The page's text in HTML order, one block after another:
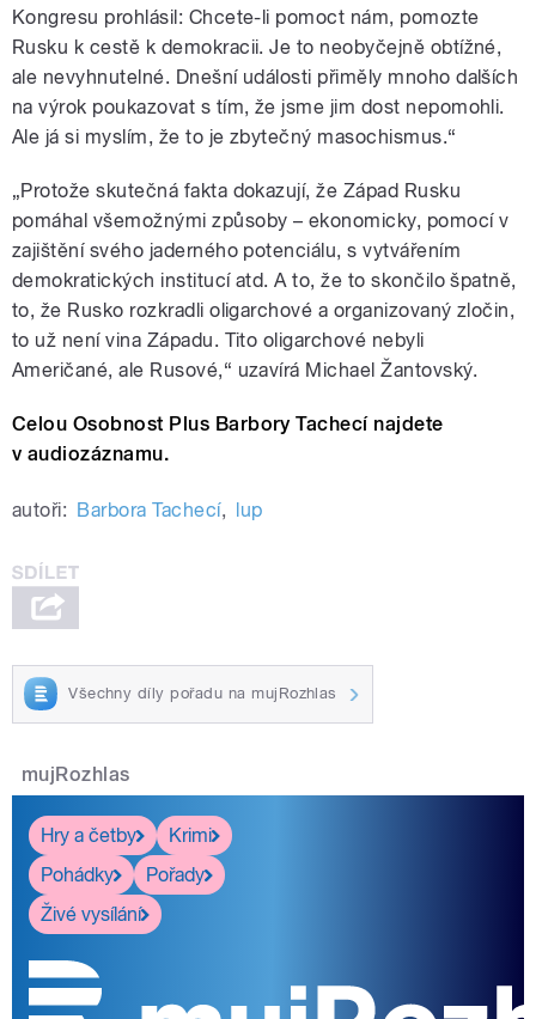
Kongresu prohlásil: Chcete-li pomoct nám, pomozte
Rusku k cestě k demokracii. Je to neobyčejně obtížné,
ale nevyhnutelné. Dnešní události přiměly mnoho dalších
na výrok poukazovat s tím, že jsme jim dost nepomohli.
Ale já si myslím, že to je zbytečný masochismus.“
„Protože skutečná fakta dokazují, že Západ Rusku
pomáhal všemožnými způsoby – ekonomicky, pomocí v
zajištění svého jaderného potenciálu, s vytvářením
demokratických institucí atd. A to, že to skončilo špatně,
to, že Rusko rozkradli oligarchové a organizovaný zločin,
to už není vina Západu. Tito oligarchové nebyli
Američané, ale Rusové,“ uzavírá Michael Žantovský.
Celou Osobnost Plus Barbory Tachecí najdete
v audiozáznamu.
autoři: Barbora Tachecí, lup
Všechny díly pořadu na mujRozhlas
mujRozhlas
Hry a četby
Krimi
Pohádky
Pořady
Živé vysílání